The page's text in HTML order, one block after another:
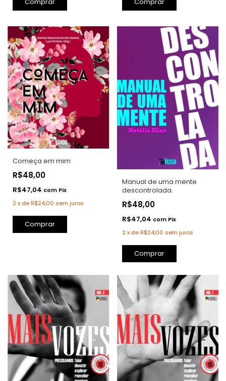
Começa em mim
R$48,00
R$47,04 com Pix
2x deR$24,00 sem juros
Comprar
Manual de uma mente
descontrolada
R$48,00
R$47,04 com Pix
2 x deR$24,00 sem juros
Comprar